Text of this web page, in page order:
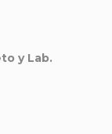
y Lab.